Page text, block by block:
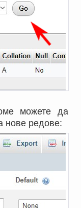
можете да
нове редове: